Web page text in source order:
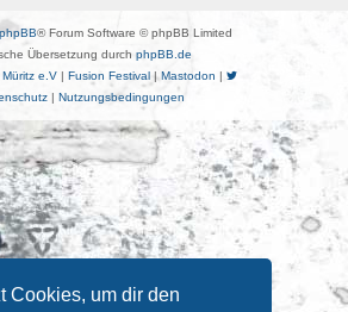
Cookies, um dir den
phpBB® Forum Software © phpBB Limited
Übersetzung durch phpBB.de
e.V | Fusion Festival |Mastodon |
| Nutzungsbedingungen